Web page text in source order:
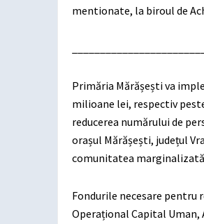
mentionate, la biroul de
Primăria Mărășești va
milioane lei, respectiv
reducerea numărului de
orașul Mărășești, județul
comunitatea
Fondurile necesare
Operațional Capital Uman,